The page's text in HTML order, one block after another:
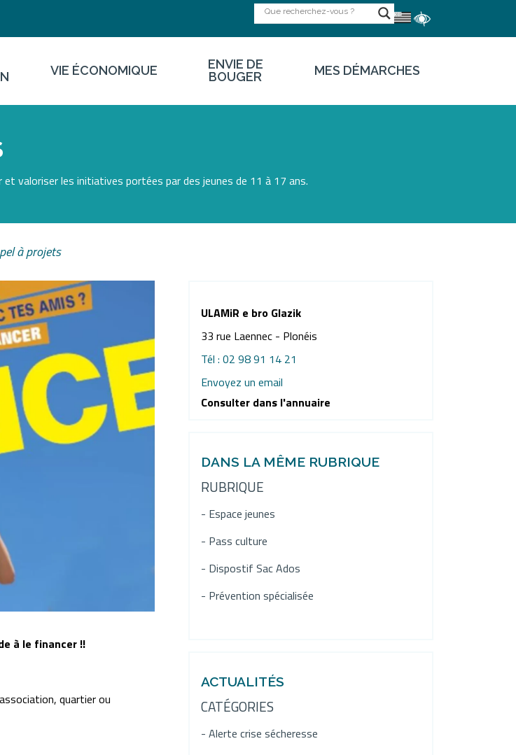
VIE ÉCONOMIQUE
ENVIE DE
BOUGER
MES DÉMARCHES
valoriser les initiatives portées par des jeunes de 11 à 17 ans.
à projets
à le financer !!
quartier ou
ULAMiR e bro Glazik
33 rue Laennec - Plonéis
Tél : 02 98 91 14 21
Envoyez un email
Consulter dans l'annuaire
DANS LA MÊME RUBRIQUE
RUBRIQUE
- Espace jeunes
- Pass culture
- Dispostif Sac Ados
- Prévention spécialisée
ACTUALITÉS
CATÉGORIES
- Alerte crise sécheresse